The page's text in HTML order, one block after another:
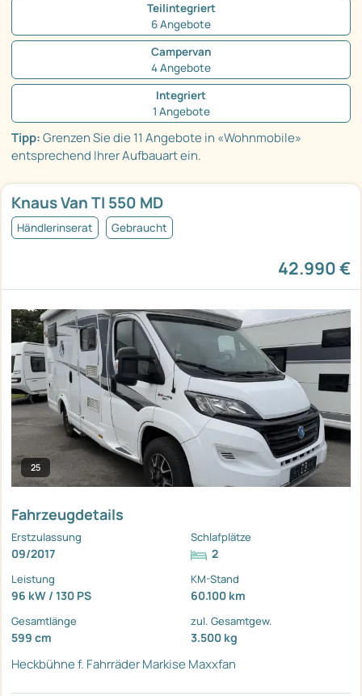
Teilintegriert
6 Angebote
Campervan
4 Angebote
Integriert
1 Angebote
Tipp:Grenzen Sie die 11 Angebote in «Wohnmobile»
entsprechend Ihrer Aufbauart ein.
Knaus Van TI 550 MD
Händlerinserat Gebraucht
42.990 €
25
Fahrzeugdetails
Erstzulassung
09/2017
Schlafplätze
2
Leistung
96 kW / 130 PS
KM-Stand
60.100 km
Gesamtlänge
599 cm
zul. Gesamtgew.
3.500 kg
Heckbühne f. FahrräderMarkise Maxxfan